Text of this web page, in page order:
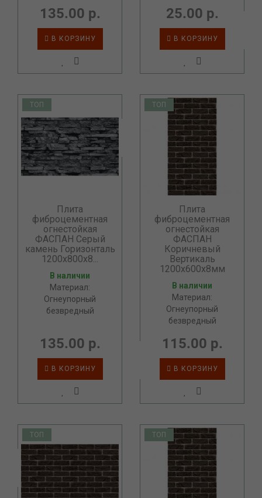
135.00 р.
В КОРЗИНУ
25.00 р.
В КОРЗИНУ
ТОП
Плита
фиброцементная
огнестойкая
ФАСПАН Серый
камень Горизонталь
1200х800х8...
В наличии
Материал:
Огнеупорный
безвредный
135.00 р.
В КОРЗИНУ
ТОП
Плита
фиброцементная
огнестойкая
ФАСПАН
Коричневый
Вертикаль
1200х600х8мм
В наличии
Материал:
Огнеупорный
безвредный
115.00 р.
В КОРЗИНУ
ТОП ТОП